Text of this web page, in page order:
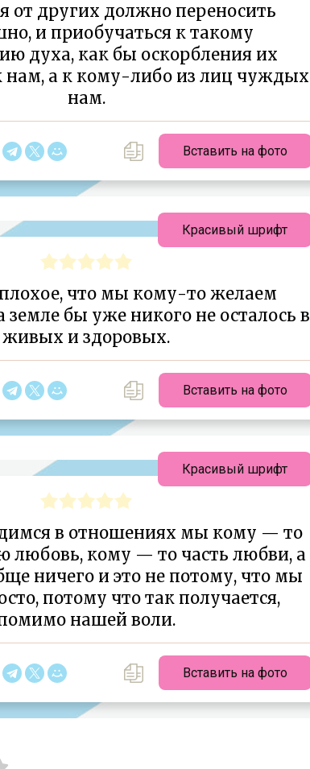
от других должно переносить
и приобучаться к такому
духа, как бы оскорбления их
нам, а к кому-либо из лиц чуждых
нам.
Вставить на фото
что мы кому-то желаем
земле бы уже никого не осталось в
живых и здоровых.
Вставить на фото
Красивый шрифт
в отношениях мы кому — то
любовь, кому — то часть любви, а
ничего и это не потому, что мы
потому что так получается,
нашей воли.
Вставить на фото
Красивый шрифт